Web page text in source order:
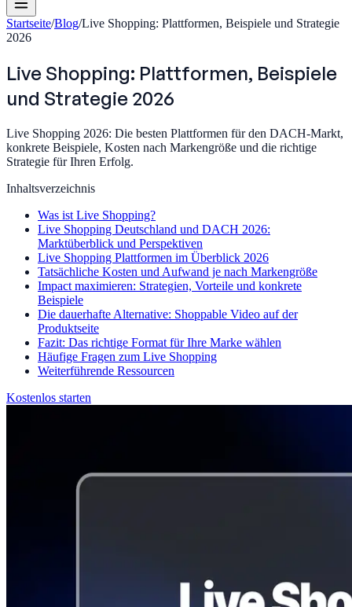
Startseite/Blog/Live Shopping: Plattformen, Beispiele und Strategie
2026
Live Shopping: Plattformen, Beispiele
und Strategie 2026
Live Shopping 2026: Die besten Plattformen für den DACH-Markt,
konkrete Beispiele, Kosten nach Markengröße und die richtige
Strategie für Ihren Erfolg.
Inhaltsverzeichnis
Was ist Live Shopping?
Live Shopping Deutschland und DACH 2026:
Marktüberblick und Perspektiven
Live Shopping Plattformen im Überblick 2026
Tatsächliche Kosten und Aufwand je nach Markengröße
Impact maximieren: Strategien, Vorteile und konkrete
Beispiele
Die dauerhafte Alternative: Shoppable Video auf der
Produktseite
Fazit: Das richtige Format für Ihre Marke wählen
Häufige Fragen zum Live Shopping
Weiterführende Ressourcen
Kostenlos starten